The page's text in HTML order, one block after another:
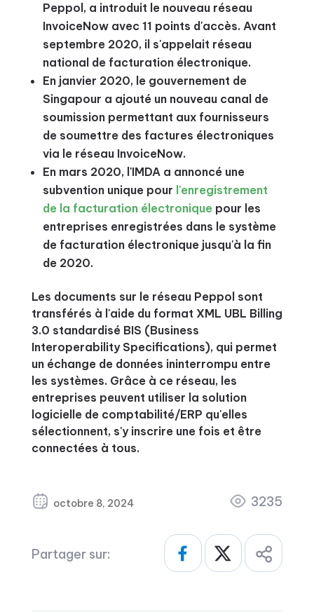
Peppol, a introduit le nouveau réseau
InvoiceNow avec 11 points d'accès. Avant
septembre 2020, il s'appelait réseau
national de facturation électronique.
En janvier 2020, le gouvernement de
Singapour a ajouté un nouveau canal de
soumission permettant aux fournisseurs
de soumettre des factures électroniques
via le réseau InvoiceNow.
En mars 2020, l'IMDA a annoncé une
subvention unique pour l'enregistrement
de la facturation électronique pour les
entreprises enregistrées dans le système
de facturation électronique jusqu'à la fin
de 2020.
Les documents sur le réseau Peppol sont
transférés à l'aide du format XML UBL Billing
3.0 standardisé BIS (Business
Interoperability Specifications), qui permet
un échange de données ininterrompu entre
les systèmes. Grâce à ce réseau, les
entreprises peuvent utiliser la solution
logicielle de comptabilité/ERP qu'elles
sélectionnent, s'y inscrire une fois et être
connectées à tous.
octobre 8, 2024 3235
Partager sur: